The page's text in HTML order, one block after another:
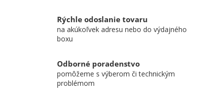
Rýchle odoslanie tovaru
na akúkoľvek adresu nebo do výdajného
boxu
Odborné poradenstvo
pomôžeme s výberom či technickým
problémom